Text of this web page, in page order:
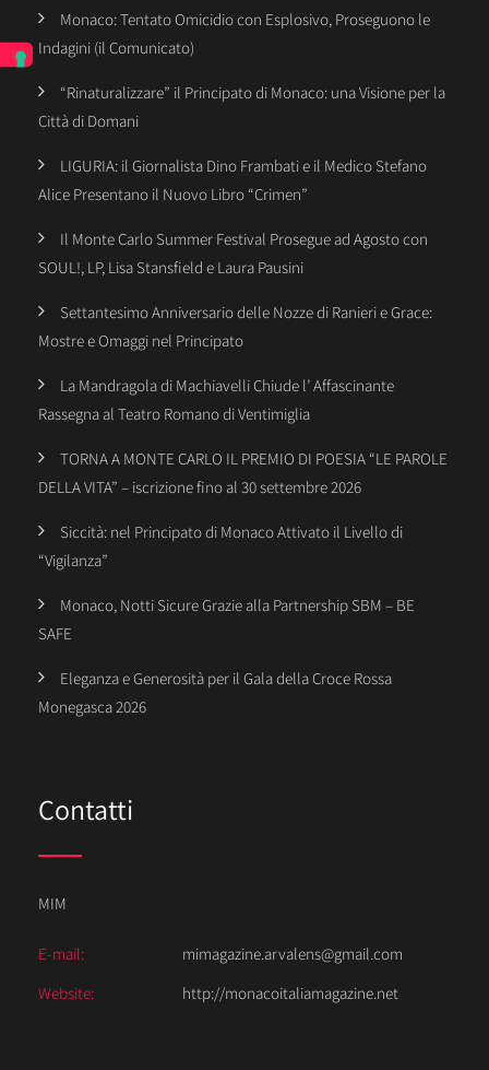
Monaco: Tentato Omicidio con Esplosivo, Proseguono le
Indagini (il Comunicato)
“Rinaturalizzare” il Principato di Monaco: una Visione per la
Città di Domani
LIGURIA: il Giornalista Dino Frambati e il Medico Stefano
Alice Presentano il Nuovo Libro “Crimen”
Il Monte Carlo Summer Festival Prosegue ad Agosto con
SOUL!, LP, Lisa Stansfield e Laura Pausini
Settantesimo Anniversario delle Nozze di Ranieri e Grace:
Mostre e Omaggi nel Principato
La Mandragola di Machiavelli Chiude l’ Affascinante
Rassegna al Teatro Romano di Ventimiglia
TORNA A MONTE CARLO IL PREMIO DI POESIA “LE PAROLE
DELLA VITA” – iscrizione fino al 30 settembre 2026
Siccità: nel Principato di Monaco Attivato il Livello di
“Vigilanza”
Monaco, Notti Sicure Grazie alla Partnership SBM – BE
SAFE
Eleganza e Generosità per il Gala della Croce Rossa
Monegasca 2026
Contatti
MIM
E-mail:
mimagazine.arvalens@gmail.com
Website:
http://monacoitaliamagazine.net